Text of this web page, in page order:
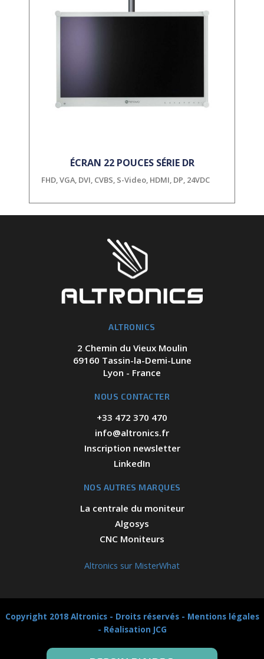
ÉCRAN 22 POUCES SÉRIE DR
FHD, VGA, DVI, CVBS, S-Video, HDMI, DP, 24VDC
ALTRONICS
2 Chemin du Vieux Moulin
69160 Tassin-la-Demi-Lune
Lyon - France
NOUS CONTACTER
+33 472 370 470
info@altronics.fr
Inscription newsletter
LinkedIn
NOS AUTRES MARQUES
La centrale du moniteur
Algosys
CNC Moniteurs
Altronics sur MisterWhat
Copyright 2018 Altronics - Droits réservés - Mentions légales
- Réalisation JCG